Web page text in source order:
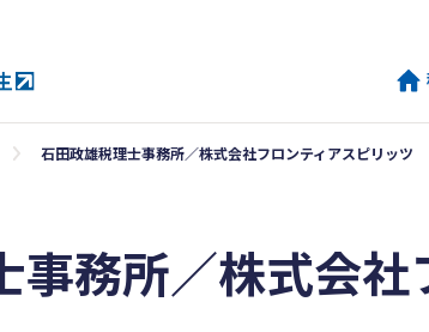
石田政雄税理士事務所／株式会社フロンティアスピリッツ
事務所／株式会